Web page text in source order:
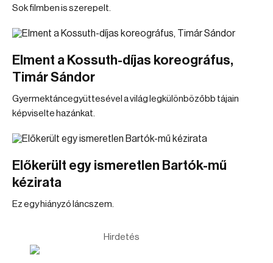
Sok filmben is szerepelt.
Elment a Kossuth-díjas koreográfus,
Timár Sándor
Gyermektáncegyüttesével a világ legkülönbözőbb tájain
képviselte hazánkat.
Előkerült egy ismeretlen Bartók-mű
kézirata
Ez egy hiányzó láncszem.
Hirdetés